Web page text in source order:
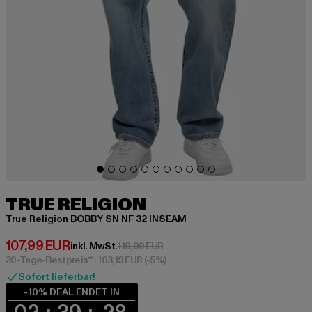
TRUE RELIGION
True Religion BOBBY SN NF 32 INSEAM
107,99 EUR
Derzeitiger Preis: 107,99 EUR
inkl. MwSt.119,99 EURAktionspreis: 119,99 EUR
30-Tage-Bestpreis**: 103,19 EUR (-5%)
Sofort lieferbar!
-10% DEAL ENDET IN